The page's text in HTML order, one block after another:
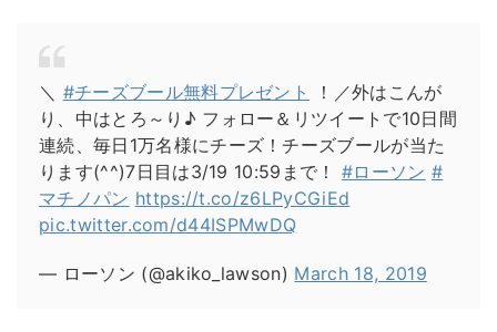
＼ #チーズブール無料プレゼント ！／外はこんが
り、中はとろ～り♪ フォロー＆リツイートで10日間
連続、毎日1万名様にチーズ！チーズブールが当た
ります(^^)7日目は3/19 10:59まで！#ローソン #
マチノパン https://t.co/z6LPyCGiEd
pic.twitter.com/d44ISPMwDQ
— ローソン (@akiko_lawson) March 18, 2019